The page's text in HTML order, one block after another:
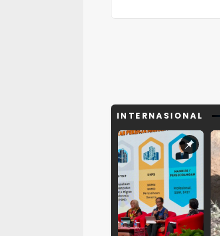
INTERNASIONAL